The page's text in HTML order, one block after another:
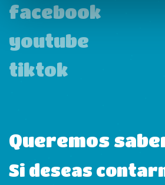
facebook
youtube
tiktok
Queremos
Si deseas